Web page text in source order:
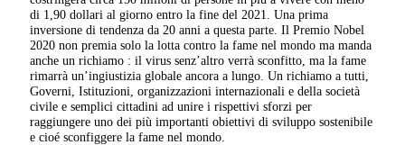
di 1,90 dollari al giorno entro la fine del 2021. Una prima
inversione di tendenza da 20 anni a questa parte. Il Premio Nobel
2020 non premia solo la lotta contro la fame nel mondo ma manda
anche un richiamo : il virus senz’altro verrà sconfitto, ma la fame
rimarrà un’ingiustizia globale ancora a lungo. Un richiamo a tutti,
Governi, Istituzioni, organizzazioni internazionali e della società
civile e semplici cittadini ad unire i rispettivi sforzi per
raggiungere uno dei più importanti obiettivi di sviluppo sostenibile
e cioé sconfiggere la fame nel mondo.